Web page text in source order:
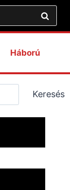
Háború
Keresés